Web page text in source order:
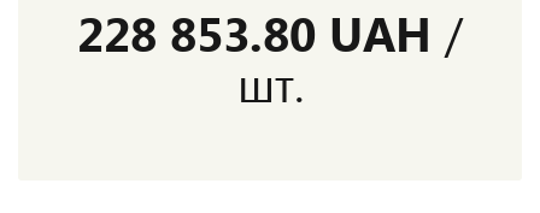
228 853.80 UAH /
шт.